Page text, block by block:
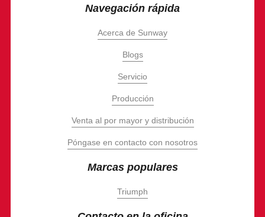
Navegación rápida
Acerca de Sunway
Blogs
Servicio
Producción
Venta al por mayor y distribución
Póngase en contacto con nosotros
Marcas populares
Triumph